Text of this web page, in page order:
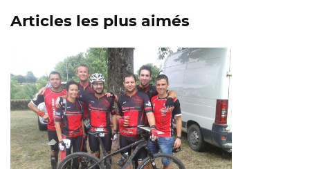
Articles les plus aimés